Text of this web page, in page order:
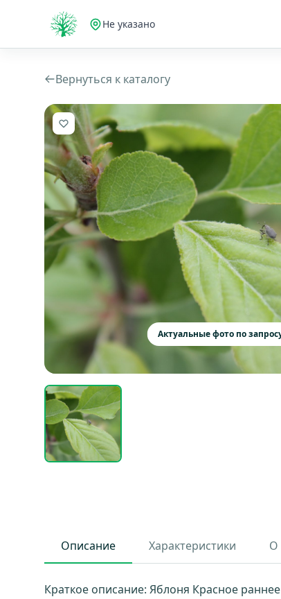
Не указано
Вернуться к каталогу
Актуальные фото по
Описание Характеристики О
Краткое описание: Яблоня Красное